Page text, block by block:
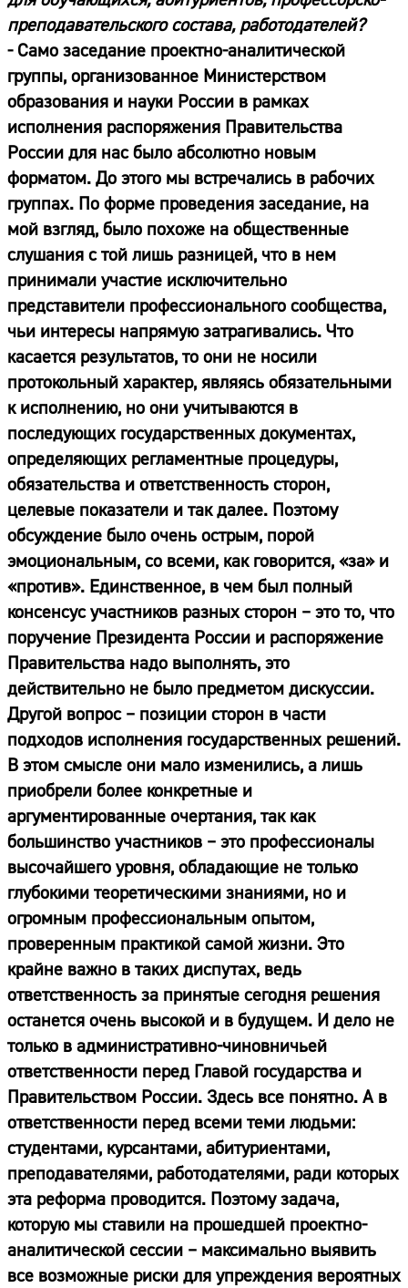
преподавательского состава, работодателей?
- Само заседание проектно-аналитической
группы, организованное Министерством
образования и науки России в рамках
исполнения распоряжения Правительства
России для нас было абсолютно новым
форматом. До этого мы встречались в рабочих
группах. По форме проведения заседание, на
мой взгляд, было похоже на общественные
слушания с той лишь разницей, что в нем
принимали участие исключительно
представители профессионального сообщества,
чьи интересы напрямую затрагивались. Что
касается результатов, то они не носили
протокольный характер, являясь обязательными
к исполнению, но они учитываются в
последующих государственных документах,
определяющих регламентные процедуры,
обязательства и ответственность сторон,
целевые показатели и так далее. Поэтому
обсуждение было очень острым, порой
эмоциональным, со всеми, как говорится, «за» и
«против». Единственное, в чем был полный
консенсус участников разных сторон – это то, что
поручение Президента России и распоряжение
Правительства надо выполнять, это
действительно не было предметом дискуссии.
Другой вопрос – позиции сторон в части
подходов исполнения государственных решений.
В этом смысле они мало изменились, а лишь
приобрели более конкретные и
аргументированные очертания, так как
большинство участников – это профессионалы
высочайшего уровня, обладающие не только
глубокими теоретическими знаниями, но и
огромным профессиональным опытом,
проверенным практикой самой жизни. Это
крайне важно в таких диспутах, ведь
ответственность за принятые сегодня решения
останется очень высокой и в будущем. И дело не
только в административно-чиновничьей
ответственности перед Главой государства и
Правительством России. Здесь все понятно. А в
ответственности перед всеми теми людьми:
студентами, курсантами, абитуриентами,
преподавателями, работодателями, ради которых
эта реформа проводится. Поэтому задача,
которую мы ставили на прошедшей проектно-
аналитической сессии – максимально выявить
все возможные риски для упреждения вероятных